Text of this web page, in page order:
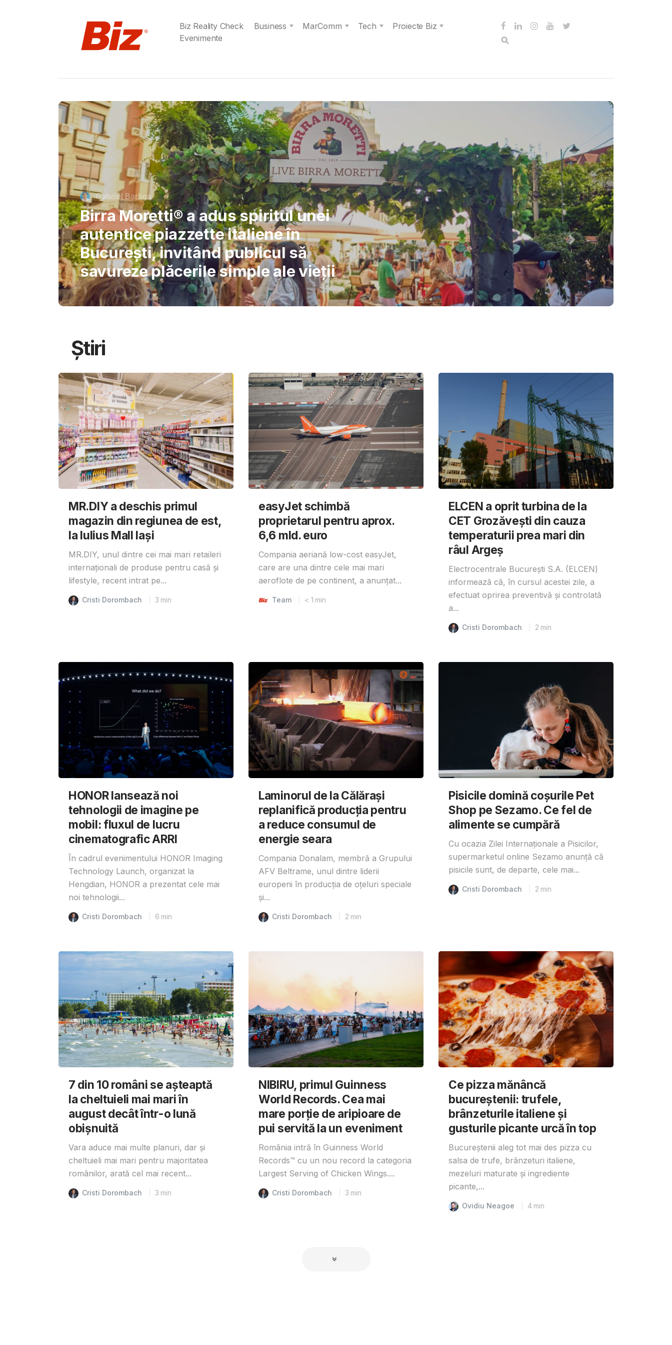
Biz Reality Check Business MarComm Tech
Proiecte Biz
Evenimente
Cristi Dorombach
Richard Joannides, Verita
International School: Școlile nu pot
permite AI-ului să înlocuiască
gândirea elevilor
Știri
MR.DIY a deschis primul
magazin din regiunea de est,
la Iulius Mall Iași
MR.DIY, unul dintre cei mai mari retaileri
internaționali de produse pentru casă și
lifestyle, recent intrat pe...
Cristi Dorombach 3 min
easyJet schimbă
proprietarul pentru aprox.
6,6 mld. euro
Compania aeriană low-cost easyJet,
care are una dintre cele mai mari
aeroflote de pe continent, a anunțat...
Team < 1 min
ELCEN a oprit turbina de la
CET Grozăvești din cauza
temperaturii prea mari din
râul Argeș
Electrocentrale București S.A. (ELCEN)
informează că, în cursul acestei zile, a
efectuat oprirea preventivă și controlată
a...
Cristi Dorombach 2 min
HONOR lansează noi
tehnologii de imagine pe
mobil: fluxul de lucru
cinematografic ARRI
În cadrul evenimentului HONOR Imaging
Technology Launch, organizat la
Hengdian, HONOR a prezentat cele mai
noi tehnologii...
Cristi Dorombach 6 min
Laminorul de la Călărași
replanifică producția pentru
a reduce consumul de
energie seara
Compania Donalam, membră a Grupului
AFV Beltrame, unul dintre liderii
europeni în producția de oțeluri speciale
și...
Cristi Dorombach 2 min
Pisicile domină coșurile Pet
Shop pe Sezamo. Ce fel de
alimente se cumpără
Cu ocazia Zilei Internaționale a Pisicilor,
supermarketul online Sezamo anunță că
pisicile sunt, de departe, cele mai...
Cristi Dorombach 2 min
7 din 10 români se așteaptă
la cheltuieli mai mari în
august decât într-o lună
obișnuită
Vara aduce mai multe planuri, dar și
cheltuieli mai mari pentru majoritatea
românilor, arată cel mai recent...
Cristi Dorombach 3 min
NIBIRU, primul Guinness
World Records. Cea mai
mare porție de aripioare de
pui servită la un eveniment
România intră în Guinness World
Records™️ cu un nou record la categoria
Largest Serving of Chicken Wings....
Cristi Dorombach 3 min
Ce pizza mănâncă
bucureștenii: trufele,
brânzeturile italiene și
gusturile picante urcă în top
Bucureștenii aleg tot mai des pizza cu
salsa de trufe, brânzeturi italiene,
mezeluri maturate și ingrediente
picante,...
Ovidiu Neagoe 4 min